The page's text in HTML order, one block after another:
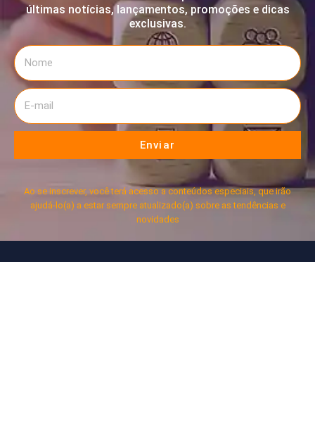
últimas notícias, lançamentos, promoções e dicas
exclusivas.
Enviar
Ao se inscrever, você terá acesso a conteúdos especiais, que irão
ajudá-lo(a) a estar sempre atualizado(a) sobre as tendências e
novidades